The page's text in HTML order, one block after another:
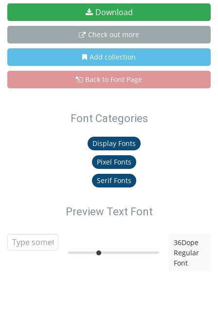
Download
Check out more
Add collection
Back to Font Page
Font Categories
Display Fonts
Pixel Fonts
Serif Fonts
Preview Text Font
36Dope
Regular
Font